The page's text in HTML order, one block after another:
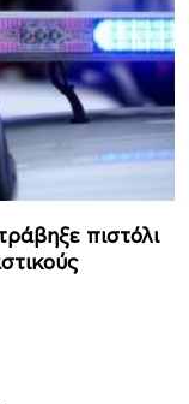
πιστόλι